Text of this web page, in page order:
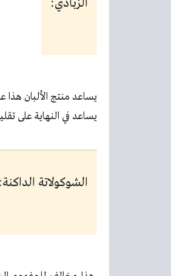
الزبادي:
يساعد منتج الألبان
يساعد في النهاية على
الشوكولاتة الداكنة: